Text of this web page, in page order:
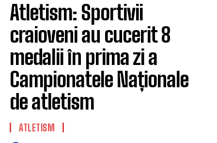
Atletism: Sportivii
craioveni au cucerit 8
medalii în prima zi a
Campionatele Naționale
de atletism
ATLETISM